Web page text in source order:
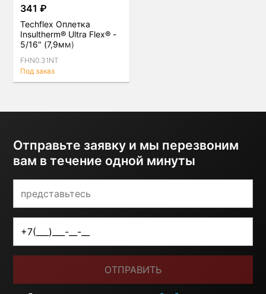
341 ₽
Techflex Оплетка
Insultherm® Ultra Flex® -
5/16" (7,9мм)
FHN0.31NT
Под заказ
Отправьте заявку и мы перезвоним
вам в течение одной минуты
ОТПРАВИТЬ